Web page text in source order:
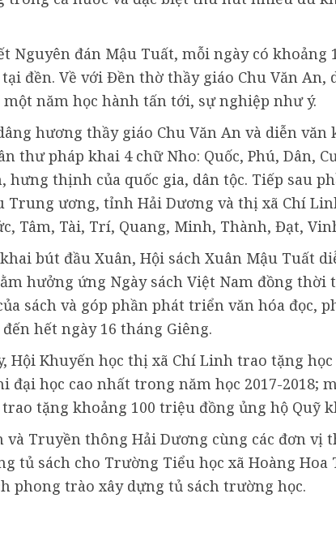
Nguyên đán Mậu Tuất, mỗi ngày có
đền. Về với Đền thờ thầy giáo Chu Văn
năm học hành tấn tới, sự nghiệp như ý.
hương thầy giáo Chu Văn An và diễn
thư pháp khai 4 chữ Nho: Quốc, Phú, Dân,
hưng thịnh của quốc gia, dân tộc. Tiếp sau
Trung ương, tỉnh Hải Dương và thị xã Chí
Tâm, Tài, Trí, Quang, Minh, Thành, Đạt,
bút đầu Xuân, Hội sách Xuân Mậu Tuất
hưởng ứng Ngày sách Việt Nam đồng
sách và góp phần phát triển văn hóa đọc,
hết ngày 16 tháng Giêng.
Hội Khuyến học thị xã Chí Linh trao tặng
đại học cao nhất trong năm học 2017-2018;
tặng khoảng 100 triệu đồng ủng hộ Quỹ
và Truyền thông Hải Dương cùng các đơn vị
tủ sách cho Trường Tiểu học xã Hoàng
phong trào xây dựng tủ sách trường học.